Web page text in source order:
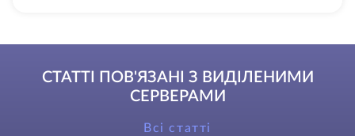
СТАТТІ ПОВ'ЯЗАНІ З ВИДІЛЕНИМИ
СЕРВЕРАМИ
Всі статті